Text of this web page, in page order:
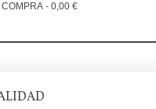
- 0,00 €